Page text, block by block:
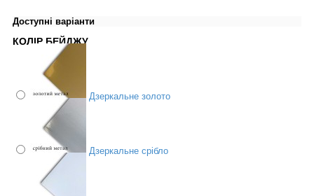
Доступні варіанти
КОЛІР БЕЙДЖУ
Дзеркальне золото
Дзеркальне срібло